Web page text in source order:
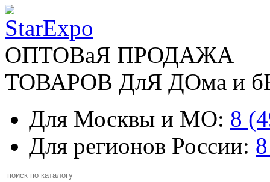
ОПТОВаЯ ПРОДАЖА
ТОВАРОВ ДлЯ ДОма и
Для Москвы и МО: 8
Для регионов России: